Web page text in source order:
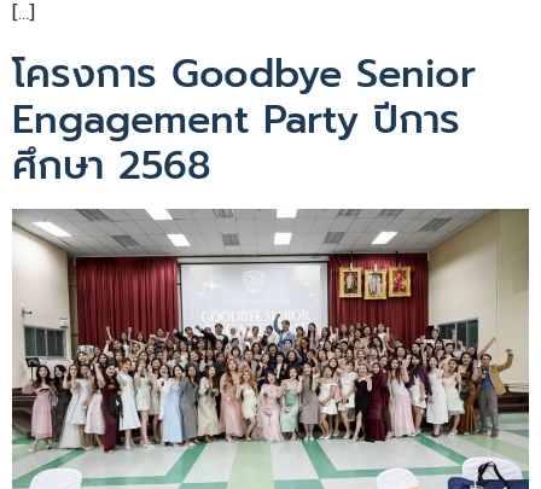
[…]
โครงการ Goodbye Senior
Engagement Party ปีการ
ศึกษา 2568